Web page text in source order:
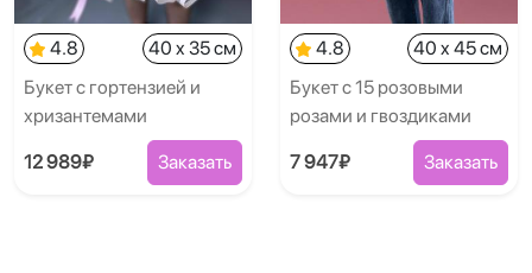
4.8
40 x 35 см
Букет с гортензией и
хризантемами
12 989₽ Заказать
4.8
40 x 45 см
Букет с 15 розовыми
розами и гвоздиками
7 947₽ Заказать